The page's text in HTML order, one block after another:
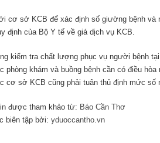
cơ sở KCB để xác định số giường bệnh và
định của Bộ Y tế về giá dịch vụ KCB.
kiểm tra chất lượng phục vụ người bệnh
phòng khám và buồng bệnh cần có điều
cơ sở KCB cũng phải tuân thủ định mức số
được tham khảo từ: Báo Cần Thơ
biên tập bởi: yduoccantho.vn